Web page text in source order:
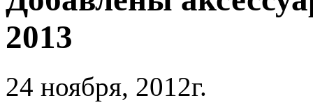
2013
24 ноября, 2012г.